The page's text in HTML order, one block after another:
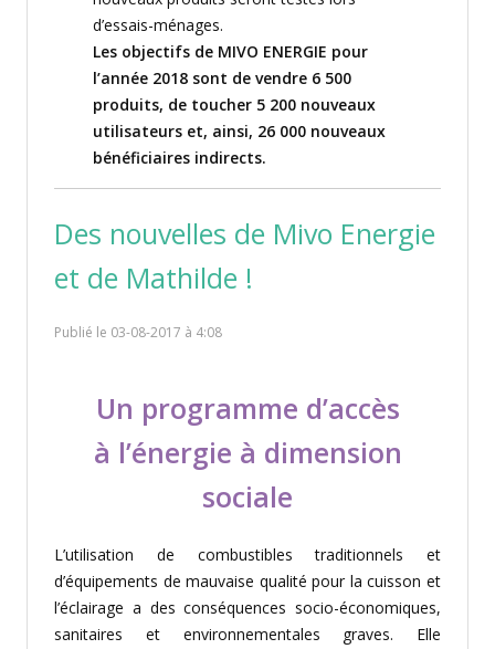
d’essais-ménages.
Les objectifs de MIVO ENERGIE pour
l’année 2018 sont de vendre 6 500
produits, de toucher 5 200 nouveaux
utilisateurs et, ainsi, 26 000 nouveaux
bénéficiaires indirects.
Des nouvelles de Mivo Energie
et de Mathilde !
Publié le 03-08-2017 à 4:08
Un programme d’accès
à l’énergie à dimension
sociale
L’utilisation de combustibles traditionnels et
d’équipements de mauvaise qualité pour la cuisson et
l’éclairage a des conséquences socio-économiques,
sanitaires et environnementales graves. Elle